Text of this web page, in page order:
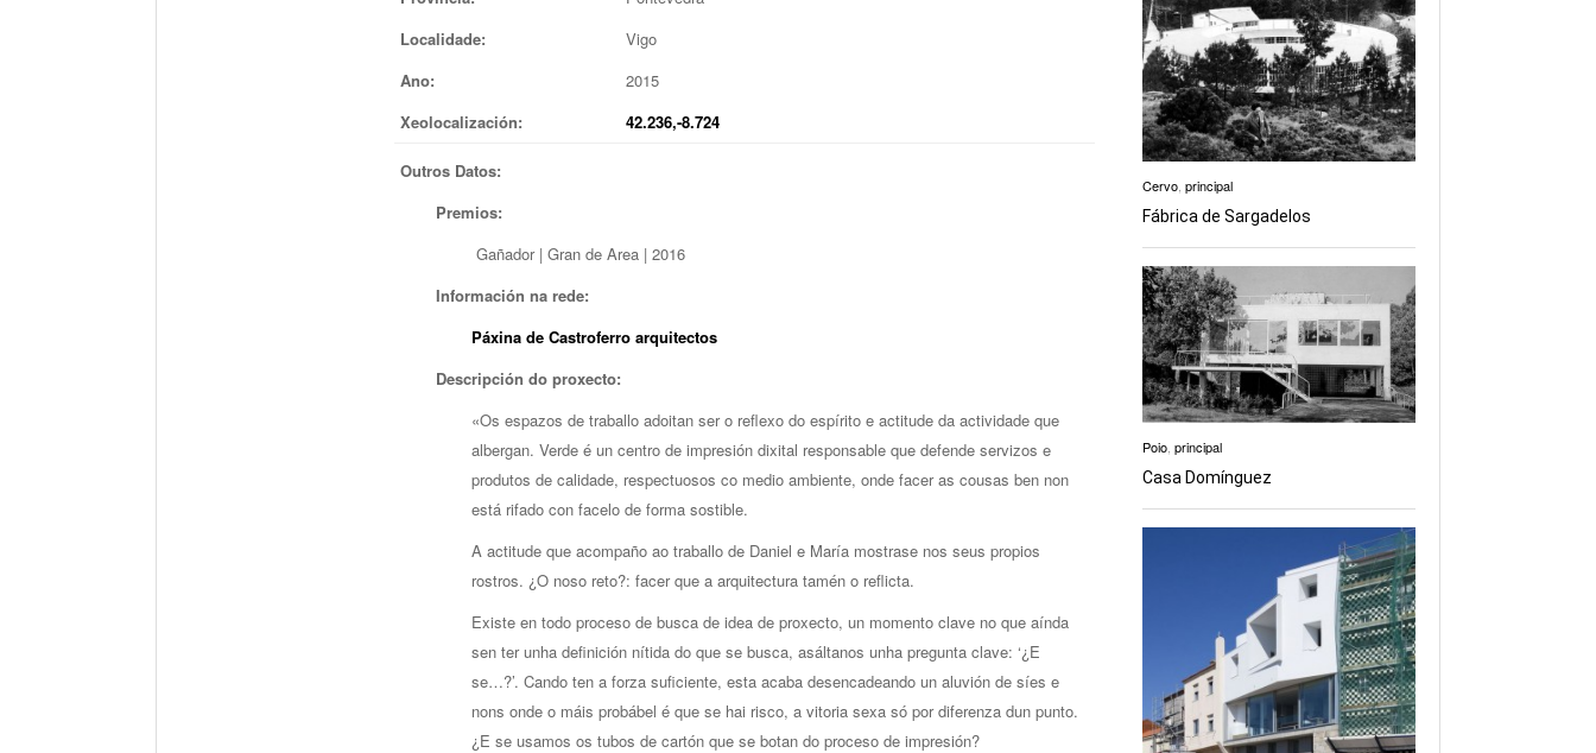
Localidade:
Vigo
Ano:
2015
Xeolocalización:
42.236,-8.724
Outros Datos:
Premios:
Gañador | Gran de Area | 2016
Información na rede:
Páxina de Castroferro arquitectos
Descripción do proxecto:
«Os espazos de traballo adoitan ser o reflexo do espírito e actitude da actividade que
albergan. Verde é un centro de impresión dixital responsable que defende servizos e
produtos de calidade, respectuosos co medio ambiente, onde facer as cousas ben non
está rifado con facelo de forma sostible.
A actitude que acompaño ao traballo de Daniel e María mostrase nos seus propios
rostros. ¿O noso reto?: facer que a arquitectura tamén o reflicta.
Existe en todo proceso de busca de idea de proxecto, un momento clave no que aínda
sen ter unha definición nítida do que se busca, asáltanos unha pregunta clave: ‘¿E
se…?’. Cando ten a forza suficiente, esta acaba desencadeando un aluvión de síes e
nons onde o máis probábel é que se hai risco, a vitoria sexa só por diferenza dun punto.
¿E se usamos os tubos de cartón que se botan do proceso de impresión?
Cervo principal
Fábrica de Sargadelos
Poio principal
Casa Domínguez